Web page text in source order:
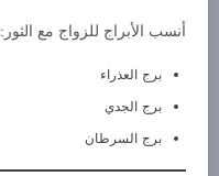
أنسب الأبراج للزواج مع الثور:
برج العذراء
برج الجدي
برج السرطان